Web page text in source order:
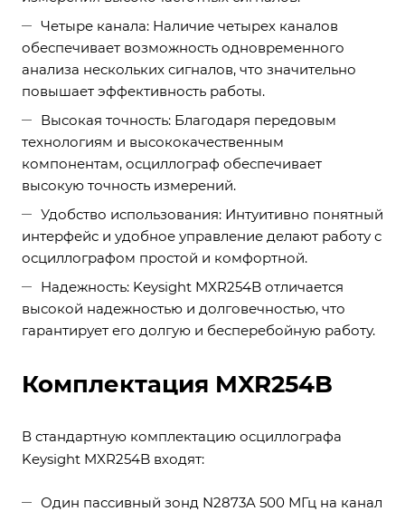
Четыре канала: Наличие четырех каналов
обеспечивает возможность одновременного
анализа нескольких сигналов, что значительно
повышает эффективность работы.
Высокая точность: Благодаря передовым
технологиям и высококачественным
компонентам, осциллограф обеспечивает
высокую точность измерений.
Удобство использования: Интуитивно понятный
интерфейс и удобное управление делают работу с
осциллографом простой и комфортной.
Надежность: Keysight MXR254B отличается
высокой надежностью и долговечностью, что
гарантирует его долгую и бесперебойную работу.
Комплектация MXR254B
В стандартную комплектацию осциллографа
Keysight MXR254B входят:
Один пассивный зонд N2873A 500 МГц на канал